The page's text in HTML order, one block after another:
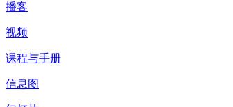
播客
视频
课程与手册
信息图